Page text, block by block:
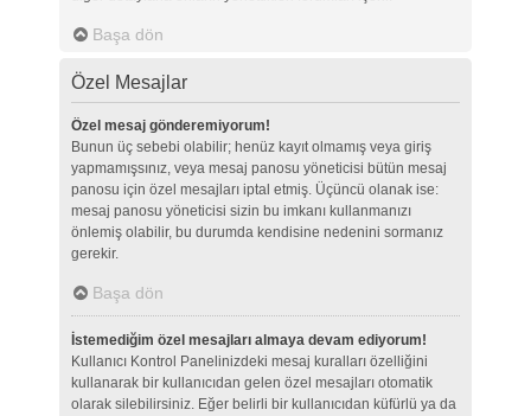
Başa dön
Özel Mesajlar
Özel mesaj gönderemiyorum!
Bunun üç sebebi olabilir; henüz kayıt olmamış veya giriş
yapmamışsınız, veya mesaj panosu yöneticisi bütün mesaj
panosu için özel mesajları iptal etmiş. Üçüncü olanak ise:
mesaj panosu yöneticisi sizin bu imkanı kullanmanızı
önlemiş olabilir, bu durumda kendisine nedenini sormanız
gerekir.
Başa dön
İstemediğim özel mesajları almaya devam ediyorum!
Kullanıcı Kontrol Panelinizdeki mesaj kuralları özelliğini
kullanarak bir kullanıcıdan gelen özel mesajları otomatik
olarak silebilirsiniz. Eğer belirli bir kullanıcıdan küfürlü ya da